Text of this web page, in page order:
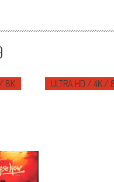
8K ULTRA HD / 4K /